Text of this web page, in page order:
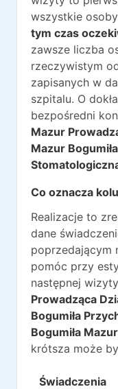
wszystkie
tym czas
zawsze liczba
rzeczywistym
zapisanych w
szpitalu. O
bezpośredni
Mazur
Mazur
Co oznacza
Realizacje to
dane
poprzedającym
pomóc przy
następnej
Prowadząca
Bogumiła
Bogumiła Mazur
krótsza może
Świadczenia